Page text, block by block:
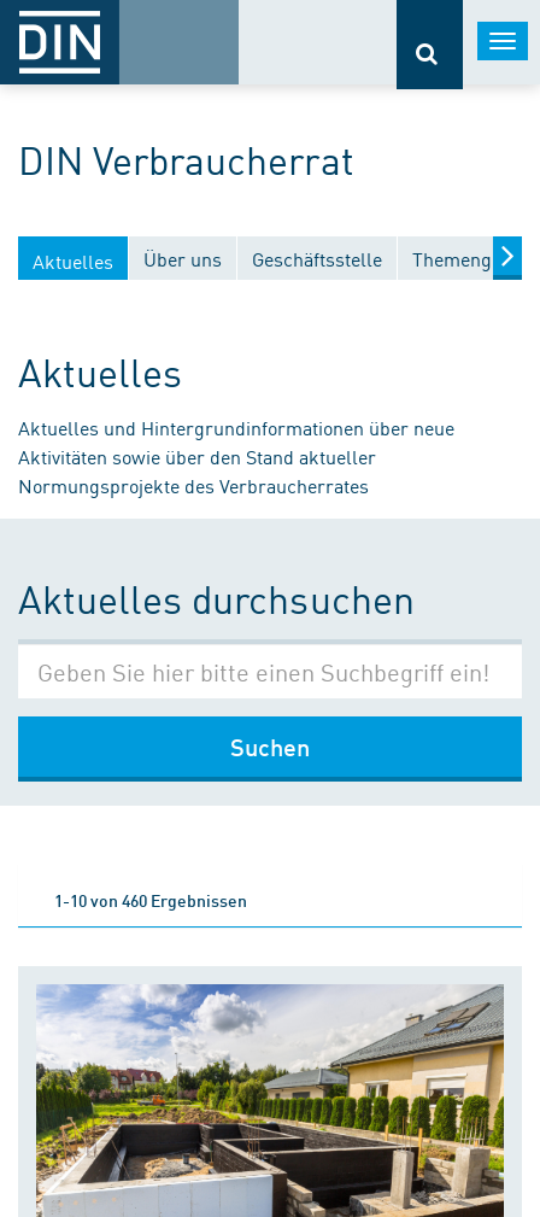
DIN Verbraucherrat
Aktuelles Über uns Geschäftsstelle
Aktuelles
Aktuelles und Hintergrundinformationen über neue
Aktivitäten sowie über den Stand aktueller
Normungsprojekte des Verbraucherrates
Aktuelles durchsuchen
Suchen
1-10 von 460 Ergebnissen